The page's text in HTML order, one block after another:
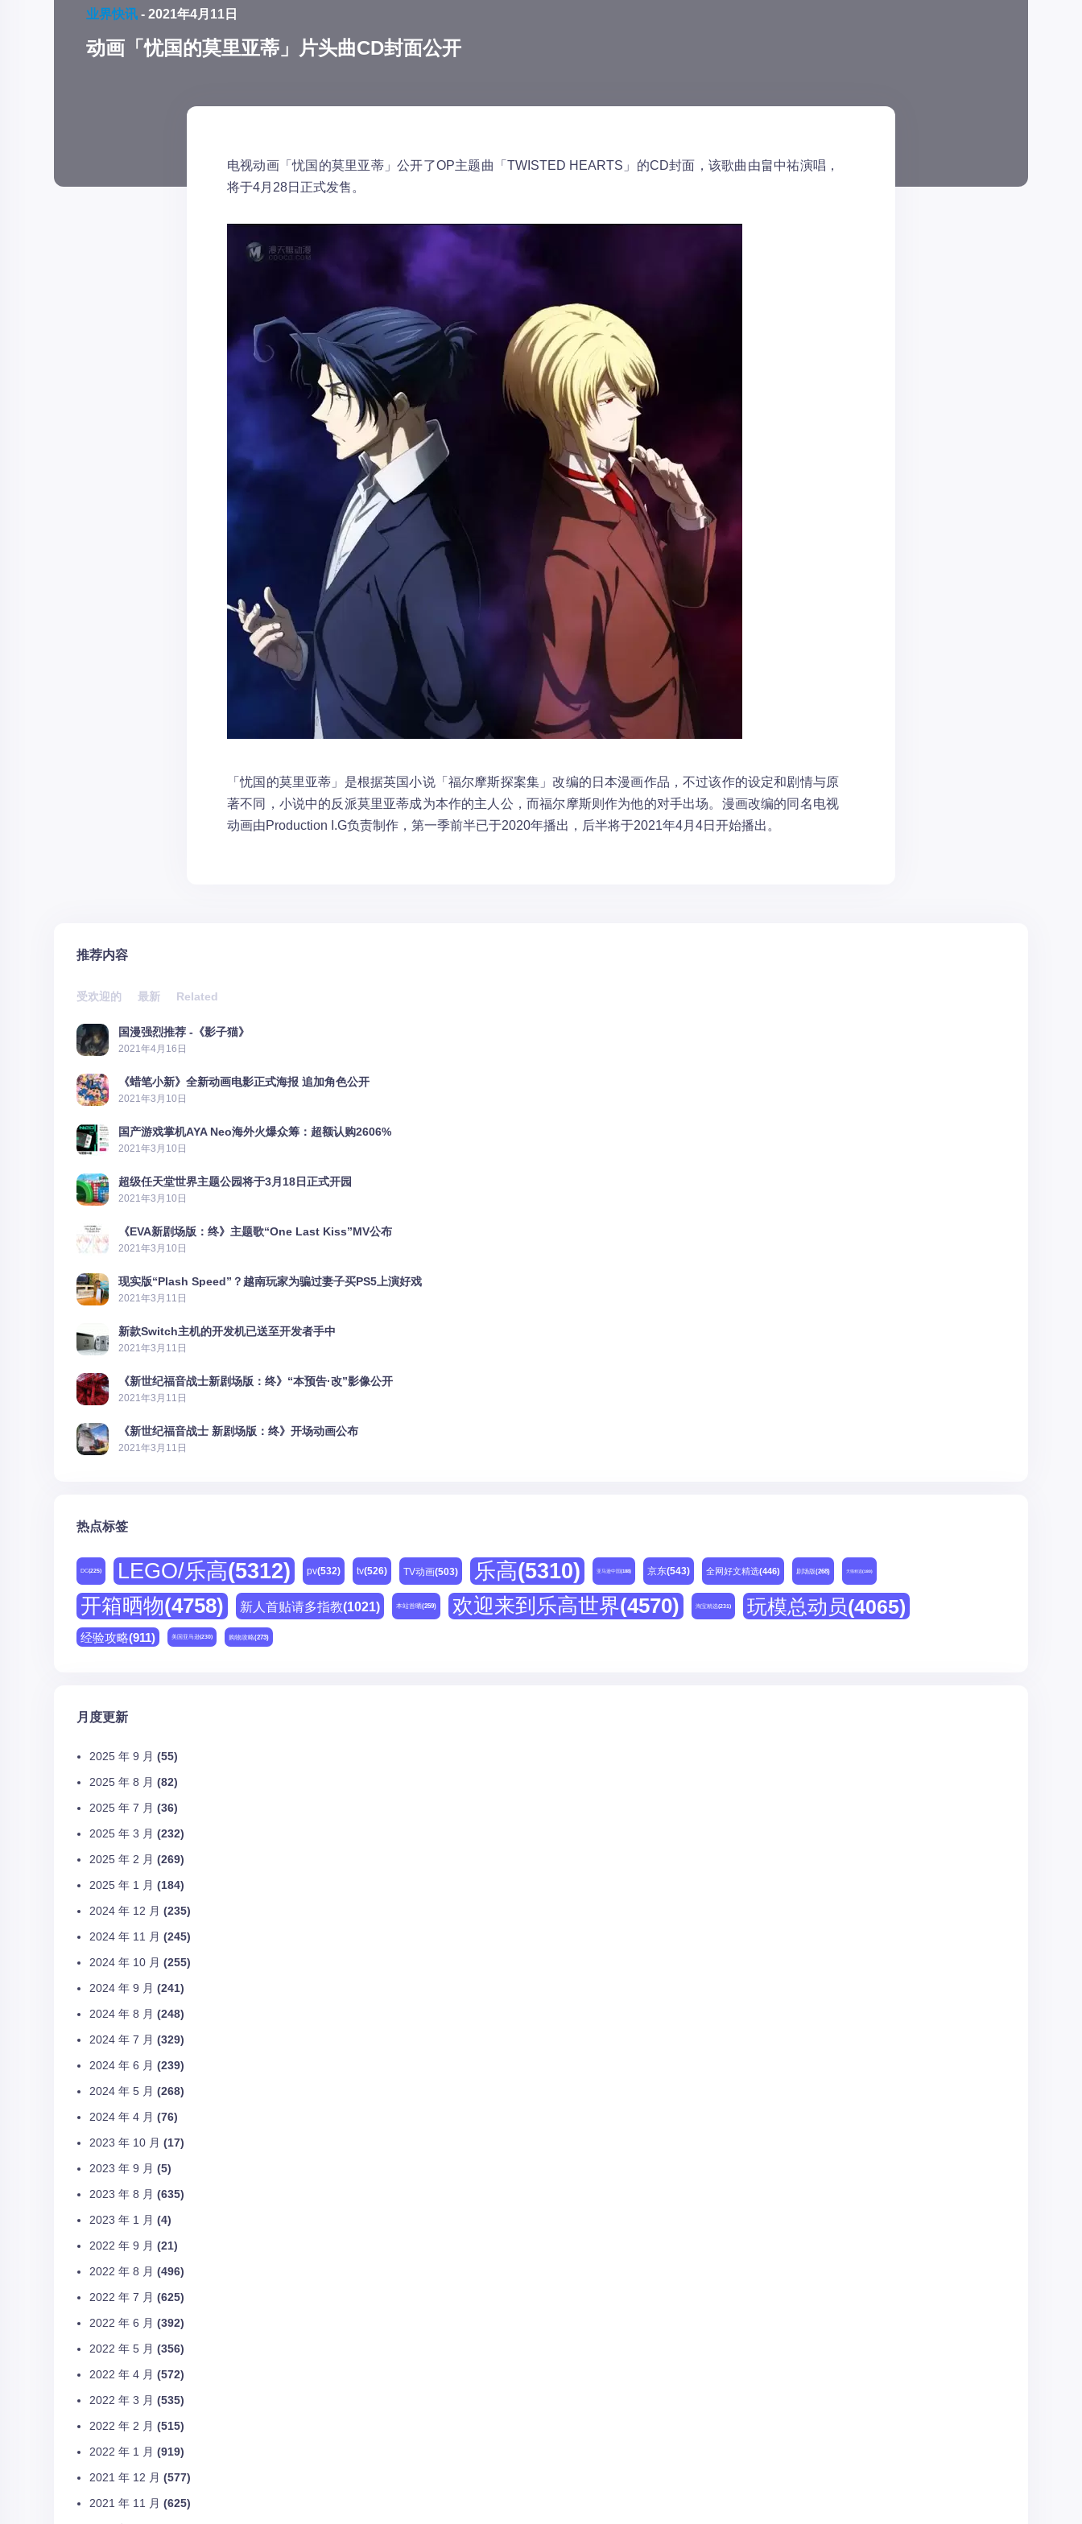
业界快讯 - 2021年4月11日
动画「忧国的莫里亚蒂」片头曲CD封面公开
电视动画「忧国的莫里亚蒂」公开了OP主题曲「TWISTED HEARTS」的CD封面，该歌曲由畠中祐演唱，
将于4月28日正式发售。
「忧国的莫里亚蒂」是根据英国小说「福尔摩斯探案集」改编的日本漫画作品，不过该作的设定和剧情与原
著不同，小说中的反派莫里亚蒂成为本作的主人公，而福尔摩斯则作为他的对手出场。漫画改编的同名电视
动画由Production I.G负责制作，第一季前半已于2020年播出，后半将于2021年4月4日开始播出。
推荐内容
受欢迎的 最新 Related
国漫强烈推荐 -《影子猫》
2021年4月16日
《蜡笔小新》全新动画电影正式海报 追加角色公开
2021年3月10日
国产游戏掌机AYA Neo海外火爆众筹：超额认购2606%
2021年3月10日
超级任天堂世界主题公园将于3月18日正式开园
2021年3月10日
《EVA新剧场版：终》主题歌“One Last Kiss”MV公布
2021年3月10日
现实版“Plash Speed”？越南玩家为骗过妻子买PS5上演好戏
2021年3月11日
新款Switch主机的开发机已送至开发者手中
2021年3月11日
《新世纪福音战士新剧场版：终》“本预告·改”影像公开
2021年3月11日
《新世纪福音战士 新剧场版：终》开场动画公布
2021年3月11日
热点标签
DC(225) LEGO/乐高(5312) pv(532) tv(526) TV动画(503) 乐高(5310) 亚马逊中国(188) 京东(543) 全网好文精选(446) 剧场版(268) 天猫精选(180)
开箱晒物(4758) 新人首贴请多指教(1021) 本站首晒(259) 欢迎来到乐高世界(4570) 淘宝精选(231) 玩模总动员(4065)
经验攻略(911) 美国亚马逊(230) 购物攻略(273)
月度更新
2025 年 9 月 (55)
2025 年 8 月 (82)
2025 年 7 月 (36)
2025 年 3 月 (232)
2025 年 2 月 (269)
2025 年 1 月 (184)
2024 年 12 月 (235)
2024 年 11 月 (245)
2024 年 10 月 (255)
2024 年 9 月 (241)
2024 年 8 月 (248)
2024 年 7 月 (329)
2024 年 6 月 (239)
2024 年 5 月 (268)
2024 年 4 月 (76)
2023 年 10 月 (17)
2023 年 9 月 (5)
2023 年 8 月 (635)
2023 年 1 月 (4)
2022 年 9 月 (21)
2022 年 8 月 (496)
2022 年 7 月 (625)
2022 年 6 月 (392)
2022 年 5 月 (356)
2022 年 4 月 (572)
2022 年 3 月 (535)
2022 年 2 月 (515)
2022 年 1 月 (919)
2021 年 12 月 (577)
2021 年 11 月 (625)